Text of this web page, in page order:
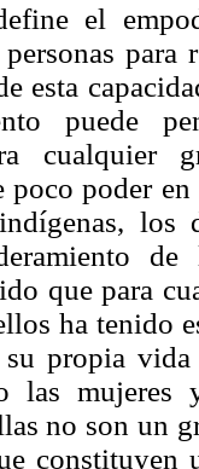
el
para
esta
puede
cualquier
poco poder
los
que para
ha tenido
su propia
las
no son un
constituyen